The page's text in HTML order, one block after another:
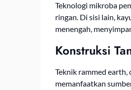
Teknologi mikroba
ringan. Di sisi lain,
menengah,
Konstruksi
Teknik rammed
memanfaatkan